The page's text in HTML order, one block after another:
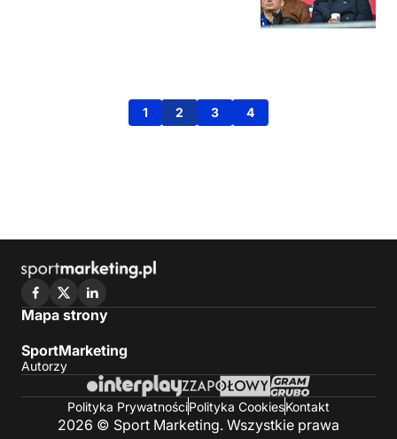
1 2 3 4
Mapa strony
SportMarketing
Autorzy
Polityka PrywatnościPolityka CookiesKontakt
2026 © Sport Marketing. Wszystkie prawa